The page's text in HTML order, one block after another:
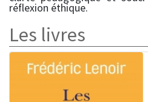
réflexion éthique.
Les livres